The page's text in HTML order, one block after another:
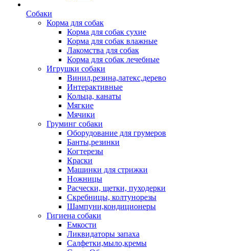
Собаки
Корма для собак
Корма для собак сухие
Корма для собак влажные
Лакомства для собак
Корма для собак лечебные
Игрушки собаки
Винил,резина,латекс,дерево
Интерактивные
Кольца, канаты
Мягкие
Мячики
Груминг собаки
Оборудование для грумеров
Банты,резинки
Когтерезы
Краски
Машинки для стрижки
Ножницы
Расчески, щетки, пуходерки
Скребницы, колтунорезы
Шампуни,кондиционеры
Гигиена собаки
Емкости
Ликвидаторы запаха
Салфетки,мыло,кремы